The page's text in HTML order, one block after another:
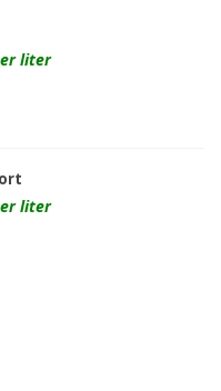
liter
liter